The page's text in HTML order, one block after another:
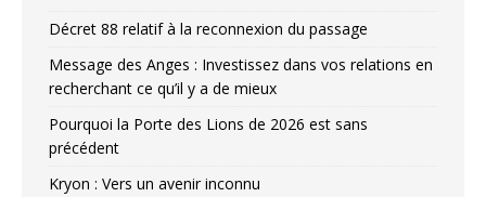
Décret 88 relatif à la reconnexion du passage
Message des Anges : Investissez dans vos relations en
recherchant ce qu’il y a de mieux
Pourquoi la Porte des Lions de 2026 est sans
précédent
Kryon : Vers un avenir inconnu